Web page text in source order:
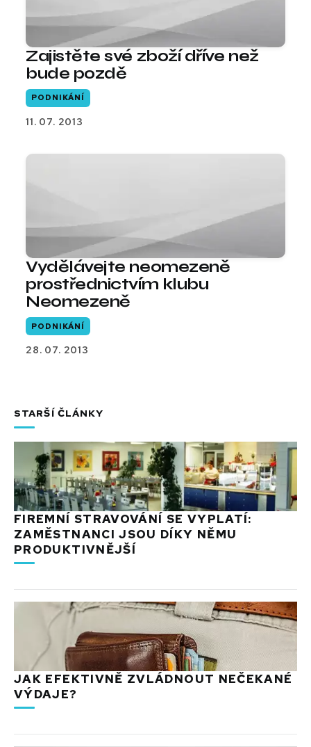
Zajistěte své zboží dříve než
bude pozdě
PODNIKÁNÍ
11. 07. 2013
Vydělávejte neomezeně
prostřednictvím klubu
Neomezeně
PODNIKÁNÍ
28. 07. 2013
STARŠÍ ČLÁNKY
FIREMNÍ STRAVOVÁNÍ SE VYPLATÍ:
ZAMĚSTNANCI JSOU DÍKY NĚMU
PRODUKTIVNĚJŠÍ
JAK EFEKTIVNĚ ZVLÁDNOUT NEČEKANÉ
VÝDAJE?